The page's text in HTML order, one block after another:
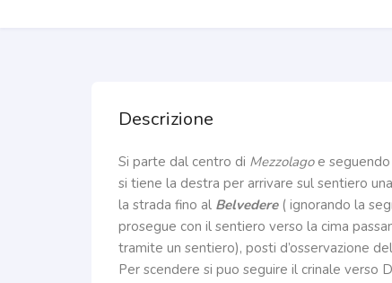
Descrizione
Si parte dal centro di Mezzolagoe seguendo
si tiene la destra per arrivare sul sentiero
la strada fino al Belvedere ( ignorando la
prosegue con il sentiero verso la cima
tramite un sentiero), posti d’osservazione
Per scendere si puo seguire il crinale verso